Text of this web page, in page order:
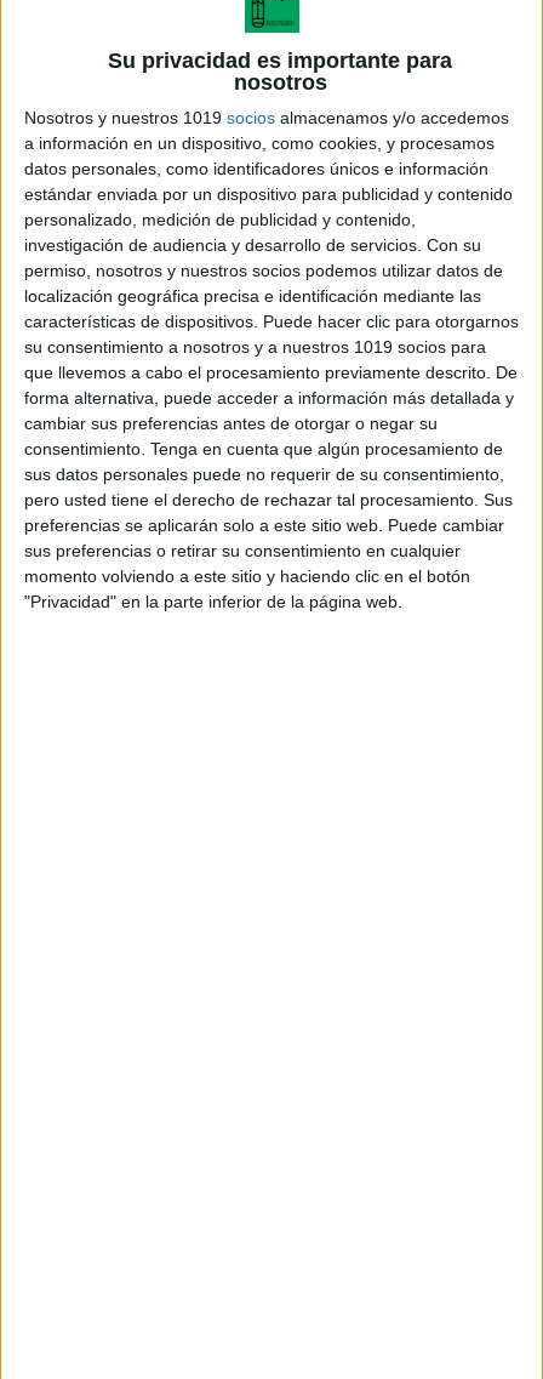
Su privacidad es importante para
nosotros
Nosotros y nuestros 1019 socios almacenamos y/o accedemos
a información en un dispositivo, como cookies, y procesamos
datos personales, como identificadores únicos e información
estándar enviada por un dispositivo para publicidad y contenido
personalizado, medición de publicidad y contenido,
investigación de audiencia y desarrollo de servicios. Con su
permiso, nosotros y nuestros socios podemos utilizar datos de
localización geográfica precisa e identificación mediante las
características de dispositivos. Puede hacer clic para otorgarnos
su consentimiento a nosotros y a nuestros 1019 socios para
que llevemos a cabo el procesamiento previamente descrito. De
forma alternativa, puede acceder a información más detallada y
cambiar sus preferencias antes de otorgar o negar su
consentimiento. Tenga en cuenta que algún procesamiento de
sus datos personales puede no requerir de su consentimiento,
pero usted tiene el derecho de rechazar tal procesamiento. Sus
preferencias se aplicarán solo a este sitio web. Puede cambiar
sus preferencias o retirar su consentimiento en cualquier
momento volviendo a este sitio y haciendo clic en el botón
"Privacidad" en la parte inferior de la página web.
materiales visuales, manipulativos y además […]
SEGUIR LEYENDO
SÚPER LLAVERO DE
GRAFOMOTRICIDAD
Publicado el 15 octubre, 2020
Hoy os traigo un llavero de tarjetas para trabajar la
grafomotricidad en los más pequeños. Las podéis